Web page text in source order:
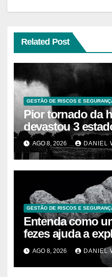
Related Post
GESTÃO DE RISCOS E
Pior tornado da
devastou 3
centenas de
AGO 8, 2026 DANIEL
GESTÃO DE RISCOS E
Entenda como
fezes ajuda a
vida moderna
AGO 8, 2026 DANIEL